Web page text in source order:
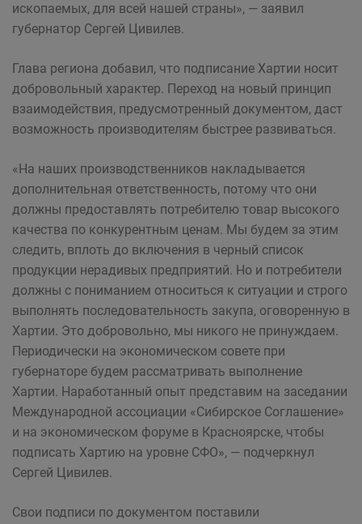
ископаемых, для всей нашей страны», — заявил
губернатор Сергей Цивилев.
Глава региона добавил, что подписание Хартии носит
добровольный характер. Переход на новый принцип
взаимодействия, предусмотренный документом, даст
возможность производителям быстрее развиваться.
«На наших производственников накладывается
дополнительная ответственность, потому что они
должны предоставлять потребителю товар высокого
качества по конкурентным ценам. Мы будем за этим
следить, вплоть до включения в черный список
продукции нерадивых предприятий. Но и потребители
должны с пониманием относиться к ситуации и строго
выполнять последовательность закупа, оговоренную в
Хартии. Это добровольно, мы никого не принуждаем.
Периодически на экономическом совете при
губернаторе будем рассматривать выполнение
Хартии. Наработанный опыт представим на заседании
Международной ассоциации «Сибирское Соглашение»
и на экономическом форуме в Красноярске, чтобы
подписать Хартию на уровне СФО», — подчеркнул
Сергей Цивилев.
Свои подписи по документом поставили